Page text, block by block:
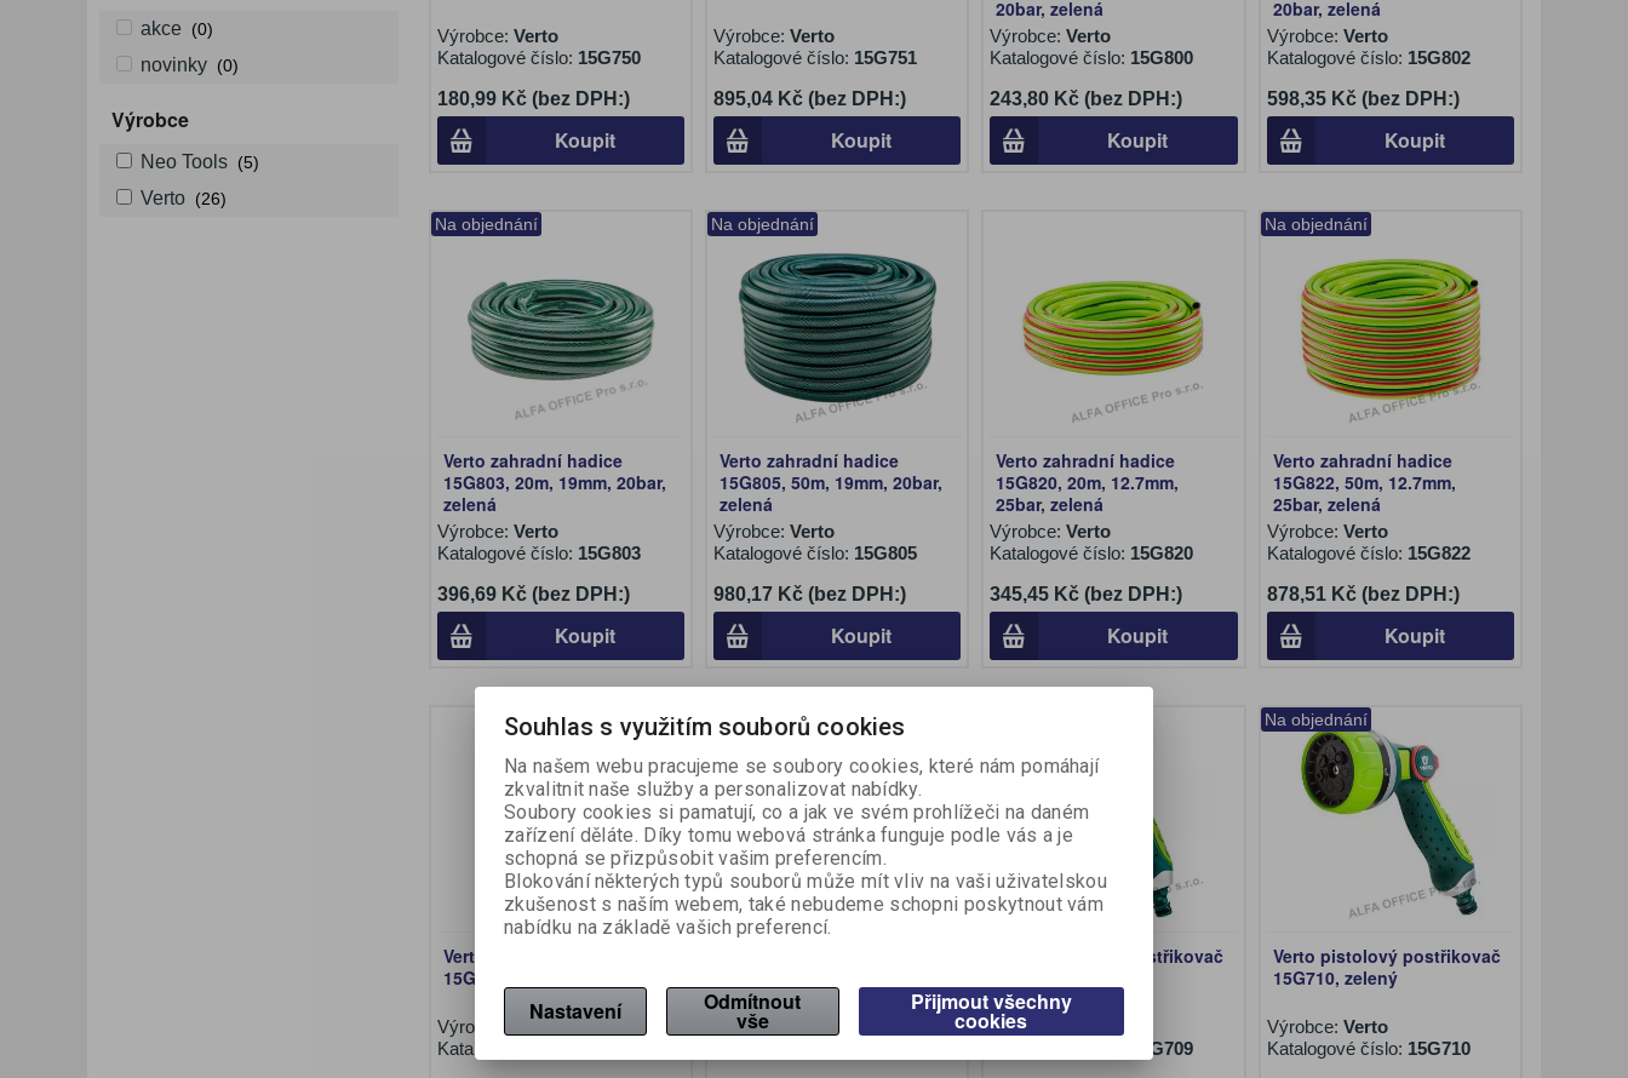
akce (0)
novinky (0)
Výrobce
Neo Tools (5)
Verto (26)
Výrobce: Verto
Katalogové číslo: 15G750
180,99 Kč (bez DPH:)
Koupit
Výrobce: Verto
Katalogové číslo: 15G751
895,04 Kč (bez DPH:)
Koupit
20bar, zelená
Výrobce:Verto
Katalogové číslo: 15G800
243,80 Kč (bez DPH:)
Koupit
20bar, zelená
Výrobce: Verto
Katalogové číslo: 15G802
598,35 Kč (bez DPH:)
Koupit
Na objednání
Verto zahradní hadice
15G803, 20m, 19mm, 20bar,
zelená
Výrobce: Verto
Katalogové číslo: 15G803
396,69 Kč (bez DPH:)
Koupit
Na objednání
Verto zahradní hadice
15G805, 50m, 19mm, 20bar,
zelená
Výrobce: Verto
Katalogové číslo: 15G805
980,17 Kč (bez DPH:)
Koupit
Verto zahradní hadice
15G820, 20m, 12.7mm,
25bar, zelená
Výrobce:Verto
Katalogové číslo: 15G820
345,45 Kč (bez DPH:)
Koupit
Na objednání
Verto zahradní hadice
15G822, 50m, 12.7mm,
25bar, zelená
Výrobce: Verto
Katalogové číslo: 15G822
878,51 Kč (bez DPH:)
Koupit
Verto pistolový postřikovač
15G707, zelený
Výrobce:
Katalogové číslo:
Na objednání
Výrobce:
Verto pistolový postřikovač
Výrobce:
15G709
Na objednání
Verto pistolový postřikovač
15G710, zelený
Výrobce: Verto
Katalogové číslo: 15G710
Souhlas s využitím souborů cookies
Na našem webu pracujeme se soubory cookies, které nám pomáhají
zkvalitnit naše služby a personalizovat nabídky.
Soubory cookies si pamatují, co a jak ve svém prohlížeči na daném
zařízení děláte. Díky tomu webová stránka funguje podle vás a je
schopná se přizpůsobit vašim preferencím.
Blokování některých typů souborů může mít vliv na vaši uživatelskou
zkušenost s naším webem, také nebudeme schopni poskytnout vám
nabídku na základě vašich preferencí.
Nastavení Odmítnout
vše
Přijmout všechny
cookies